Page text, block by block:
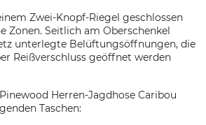
Zwei-Knopf-Riegel geschlossen
Zonen. Seitlich am Oberschenkel
unterlegte Belüftungsöffnungen, die
Reißverschluss geöffnet werden
Herren-Jagdhose Caribou
Taschen: